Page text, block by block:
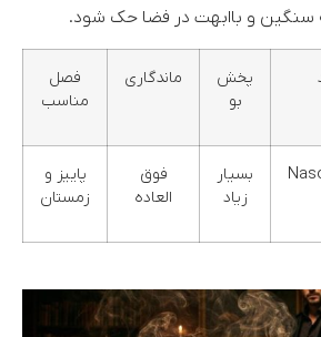
سنگین و باابهت در فضا حک شود.
پخش
بو
ماندگاری
فصل
مناسب
بسیار
زیاد
فوق
العاده
پاییز و
زمستان